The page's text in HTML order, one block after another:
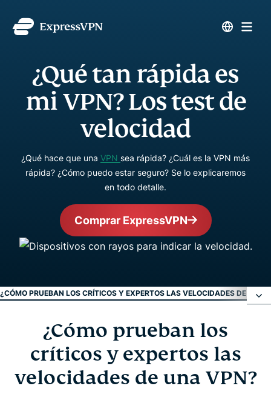
¿Qué tan rápida es
mi VPN? Los test de
velocidad
¿Qué hace que una VPN sea rápida? ¿Cuál es la VPN más
rápida? ¿Cómo puedo estar seguro? Se lo explicaremos
en todo detalle.
Comprar ExpressVPN
¿CÓMO PRUEBAN LOS CRÍTICOS Y EXPERTOS LAS VELOCIDADES DE UNA
¿Cómo prueban los críticos y expertos las
velocidades de una VPN?
¿Qué factores afectan la velocidad de internet?
¿Cómo prueban los
críticos y expertos las
velocidades de una VPN?